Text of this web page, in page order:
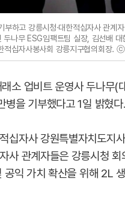
하고 강릉시청·대한적십자사 관계
나무 ESG임팩트팀 실장, 김선배
적십자사봉사회 강릉지구협의회장.
소 업비트 운영사 두나무(
을 기부했다고 1일 밝혔다.
십자사 강원특별자치도지
사 관계자들은 강릉시청
공익 가치 확산을 위해 2L